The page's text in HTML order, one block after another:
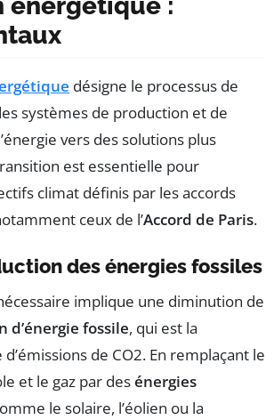
énergétique :
désigne le processus de
systèmes de production et de
vers des solutions plus
est essentielle pour
climat définis par les accords
ceux de l’Accord de Paris.
des énergies fossiles
implique une diminution de
d’énergie fossile, qui est la
de CO2. En remplaçant le
et le gaz par desénergies
le solaire, l’éolien ou la